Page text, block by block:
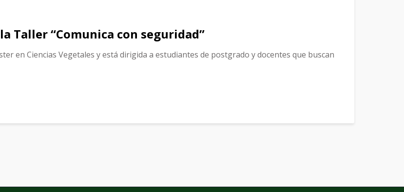
Taller “Comunica con seguridad”
en Ciencias Vegetales y está dirigida a estudiantes de postgrado y docentes que buscan